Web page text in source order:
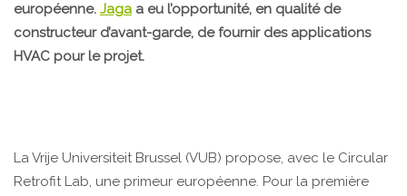
européenne. Jaga a eu l’opportunité, en qualité de
constructeur d’avant-garde, de fournir des applications
HVAC pour le projet.
La Vrije Universiteit Brussel (VUB) propose, avec le Circular
Retrofit Lab, une primeur européenne. Pour la première